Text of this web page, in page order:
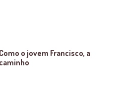
Como o jovem Francisco, a
caminho